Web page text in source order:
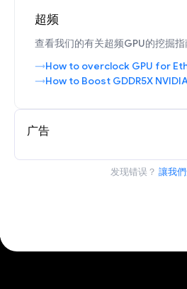
超频
查看我们的有关超频GPU的挖掘指
How to overclock GPU for
How to Boost GDDR5X
广告
发现错误？ 讓我